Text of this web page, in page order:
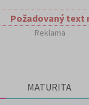
Požadovaný text
Reklama
MATURITA